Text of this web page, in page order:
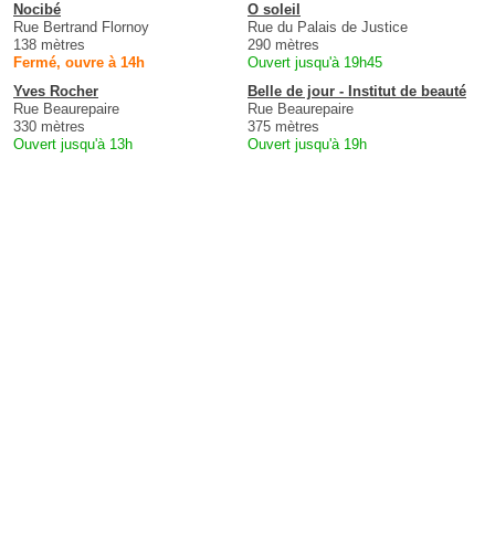
Nocibé
Rue Bertrand Flornoy
138 mètres
Fermé, ouvre à 14h
O soleil
Rue du Palais de Justice
290 mètres
Ouvert jusqu'à 19h45
Yves Rocher
Rue Beaurepaire
330 mètres
Ouvert jusqu'à 13h
Belle de jour - Institut de beauté
Rue Beaurepaire
375 mètres
Ouvert jusqu'à 19h